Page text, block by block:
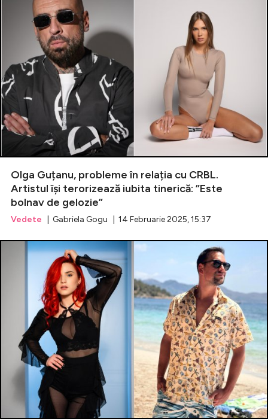
Olga Guțanu, probleme în relația cu CRBL.
Artistul își terorizează iubita tinerică: ”Este
bolnav de gelozie”
Vedete | Gabriela Gogu | 14 Februarie 2025, 15:37